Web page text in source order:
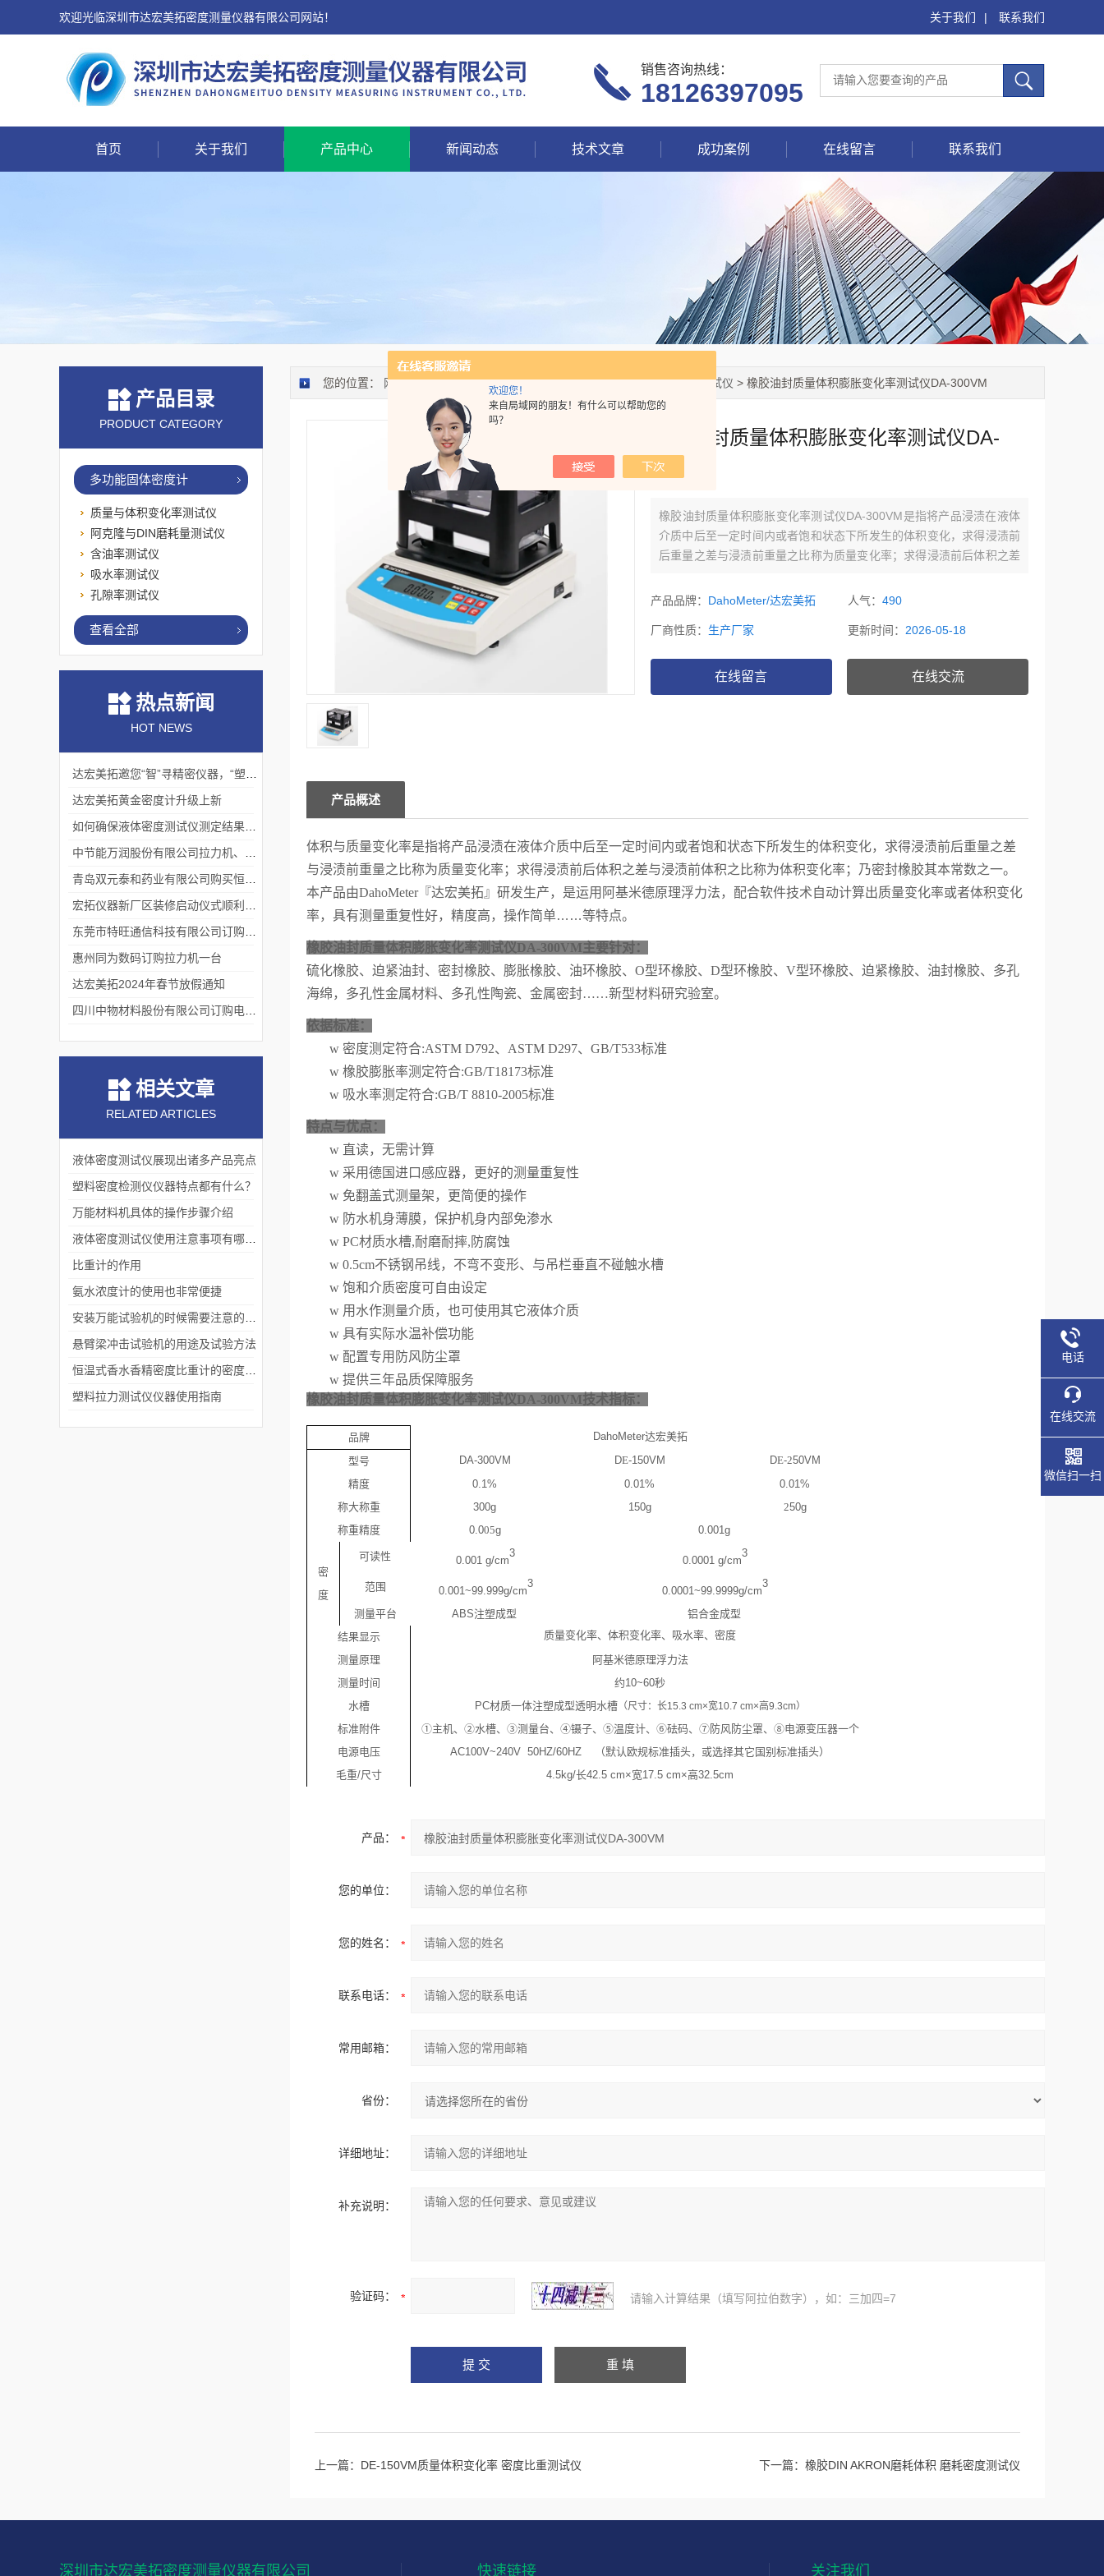
欢迎您！
来自局域网的朋友！有什么可以帮助您的
吗？
欢迎光临深圳市达宏美拓密度测量仪器有限公司网站！ 关于我们 | 联系我们
销售咨询热线：
18126397095
首页 关于我们 产品中心 新闻动态 技术文章 成功案例 在线留言 联系我们
您的位置： 网站首页>产品中心>多功能固体密度计>质量与体积变化率测试仪 > 橡胶油封质量体积膨胀变化率测试仪DA-300VM
橡胶油封质量体积膨胀变化率测试仪DA-
300VM
橡胶油封质量体积膨胀变化率测试仪DA-300VM是指将产品浸渍在液体
介质中后至一定时间内或者饱和状态下所发生的体积变化，求得浸渍前
后重量之差与浸渍前重量之比称为质量变化率；求得浸渍前后体积之差
产品品牌： DahoMeter/达宏美拓 人气： 490
厂商性质： 生产厂家 更新时间： 2026-05-18
在线留言 在线交流
产品概述
体积与质量变化率是指将产品浸渍在液体介质中后至一定时间内或者饱和状态下所发生的体积变化，求得浸渍前后重量之差
与浸渍前重量之比称为质量变化率；求得浸渍前后体积之差与浸渍前体积之比称为体积变化率；乃密封橡胶其本常数之一。
本产品由DahoMeter『达宏美拓』研发生产，是运用阿基米德原理浮力法，配合软件技术自动计算出质量变化率或者体积变化
率， 具有测量重复性好，精度高，操作简单……等特点。
橡胶油封质量体积膨胀变化率测试仪DA-300VM主要针对：
硫化橡胶、迫紧油封、密封橡胶、膨胀橡胶、油环橡胶、 O型环橡胶、 D型环橡胶、 V型环橡胶、迫紧橡胶、油封橡胶、多孔
海绵，多孔性金属材料、多孔性陶瓷、金属密封……新型材料研究验室。
依据标准 ：
w 密度测定符合:ASTM D792、ASTM D297、GB/T533标准
w 橡胶膨胀率测定符合:GB/T18173标准
w 吸水率测定符合:GB/T 8810-2005标准
特点与优点：
w 直读，无需计算
w 采用德国进口感应器，更好的测量重复性
w 免翻盖式测量架，更简便的操作
w 防水机身薄膜，保护机身内部免渗水
w PC材质水槽,耐磨耐摔,防腐蚀
w 0.5cm不锈钢吊线，不弯不变形、与吊栏垂直不碰触水槽
w 饱和介质密度可自由设定
w 用水作测量介质，也可使用其它液体介质
w 具有实际水温补偿功能
w 配置专用防风防尘罩
w 提供三年品质保障服务
橡胶油封质量体积膨胀变化率测试仪DA-300VM技术指标：
品牌 DahoMeter达宏美拓
型号
DA-300VM DE-150VM DE-250VM
精度
0.1% 0.01%
0.01%
称大称重
300g 150g 250g
称重精度
0.005g 0.001g
密
度
可读性 0.001 g/cm
3
0.0001 g/cm
3
范围 0.001~99.999g/cm
3
0.0001~99.9999g/cm
3
测量平台 ABS注塑成型
铝合金成型
结果显示
质量变化率、体积变化率、吸水率、密度
测量原理
阿基米德原理浮力法
测量时间
约10~60秒
水槽
PC材质一体注塑成型透明水槽 （尺寸：长15.3 cm×宽10.7 cm×高9.3cm）
标准附件 ①主机、 ②水槽、 ③测量台、 ④镊子、 ⑤温度计、 ⑥砝码、 ⑦防风防尘罩、 ⑧电源变压器一个
电源电压
AC100V~240V 50HZ/60HZ
（默认欧规标准插头，或选择其它国别标准插头）
毛重/尺寸 4.5kg/长42.5 cm×宽17.5 cm×高32.5cm
产品：
您的单位：
您的姓名：
联系电话：
常用邮箱：
省份：
详细地址：
补充说明：
验证码： 请输入计算结果（填写阿拉伯数字），如：三加四=7
上一篇： DE-150VM质量体积变化率 密度比重测试仪 下一篇： 橡胶DIN AKRON磨耗体积 磨耗密度测试仪
产品目录
PRODUCT CATEGORY
多功能固体密度计
质量与体积变化率测试仪
阿克隆与DIN磨耗量测试仪
含油率测试仪
吸水率测试仪
孔隙率测试仪
查看全部
热点新闻
HOT NEWS
达宏美拓黄金密度计升级上新
惠州同为数码订购拉力机一台
达宏美拓2024年春节放假通知
相关文章
RELATED ARTICLES
液体密度测试仪展现出诸多产品亮点
塑料密度检测仪仪器特点都有什么？
万能材料机具体的操作步骤介绍
比重计的作用
氨水浓度计的使用也非常便捷
悬臂梁冲击试验机的用途及试验方法
塑料拉力测试仪仪器使用指南
深圳市达宏美拓密度测量仪器有限公司 快速链接 关注我们
电话
在线交流
微信扫一扫